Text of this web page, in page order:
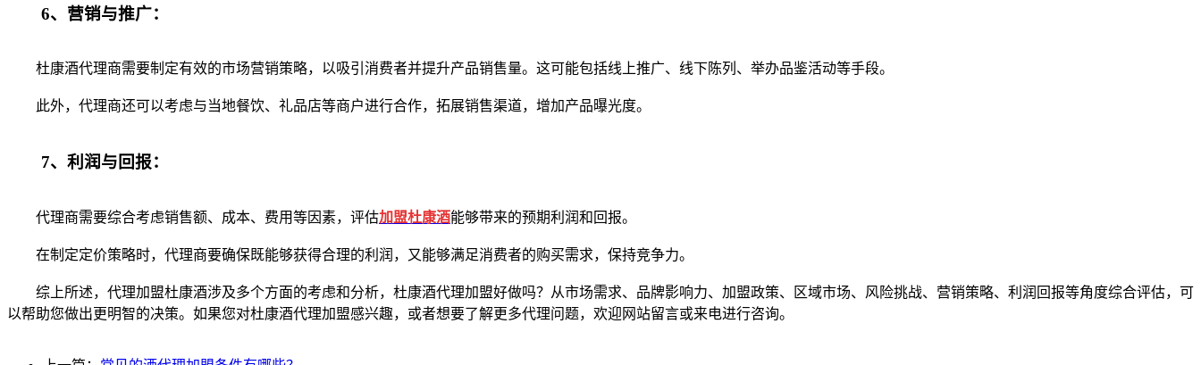
6、营销与推广：
杜康酒代理商需要制定有效的市场营销策略，以吸引消费者并提升产品销售量。这可能包括线上推广、线下陈列、举办品鉴活动等手段。
此外，代理商还可以考虑与当地餐饮、礼品店等商户进行合作，拓展销售渠道，增加产品曝光度。
7、利润与回报：
代理商需要综合考虑销售额、成本、费用等因素，评估加盟杜康酒能够带来的预期利润和回报。
在制定定价策略时，代理商要确保既能够获得合理的利润，又能够满足消费者的购买需求，保持竞争力。
综上所述，代理加盟杜康酒涉及多个方面的考虑和分析，杜康酒代理加盟好做吗？从市场需求、品牌影响力、加盟政策、区域市场、风险挑战、营销策略、利润回报等角度综合评估，可
以帮助您做出更明智的决策。如果您对杜康酒代理加盟感兴趣，或者想要了解更多代理问题，欢迎网站留言或来电进行咨询。